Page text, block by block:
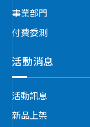
事業部門
付費委測
活動消息
活動訊息
新品上架